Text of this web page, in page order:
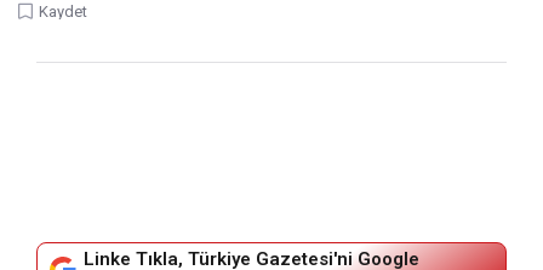
Kaydet
Linke Tıkla, Türkiye Gazetesi'ni Google